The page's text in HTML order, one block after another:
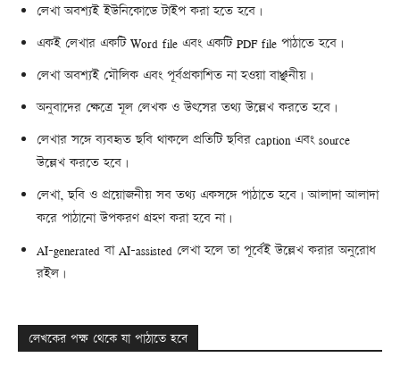
লেখা অবশ্যই ইউনিকোডে টাইপ করা হতে হবে।
একই লেখার একটি Word file এবং একটি PDF file পাঠাতে হবে।
লেখা অবশ্যই মৌলিক এবং পূর্বপ্রকাশিত না হওয়া বাঞ্ছনীয়।
অনুবাদের ক্ষেত্রে মূল লেখক ও উৎসের তথ্য উল্লেখ করতে হবে।
লেখার সঙ্গে ব্যবহৃত ছবি থাকলে প্রতিটি ছবির caption এবং source
উল্লেখ করতে হবে।
লেখা, ছবি ও প্রয়োজনীয় সব তথ্য একসঙ্গে পাঠাতে হবে। আলাদা আলাদা
করে পাঠানো উপকরণ গ্রহণ করা হবে না।
AI-generated বা AI-assisted লেখা হলে তা পূর্বেই উল্লেখ করার অনুরোধ
রইল।
লেখকের পক্ষ থেকে যা পাঠাতে হবে